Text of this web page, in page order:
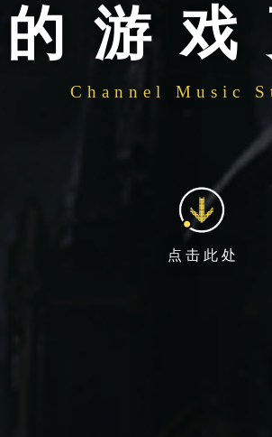
游 戏
Channel Music
点 击 此 处